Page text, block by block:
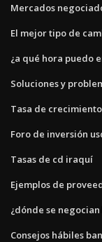
Mercados
El mejor tipo de
¿a qué hora puedo
Soluciones y
Tasa de
Foro de inversión
Tasas de cd iraquí
Ejemplos de
¿dónde se
Consejos hábiles